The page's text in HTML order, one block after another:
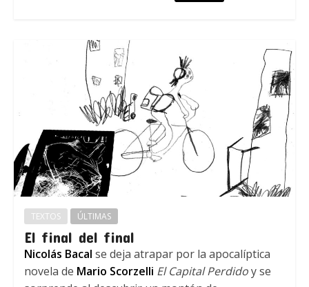
TEXTOS ÚLTIMAS
El final del final
Nicolás Bacal se deja atrapar por la apocalíptica
novela de Mario Scorzelli El Capital Perdidoy se